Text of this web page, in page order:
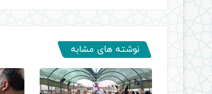
نوشته های مشابه